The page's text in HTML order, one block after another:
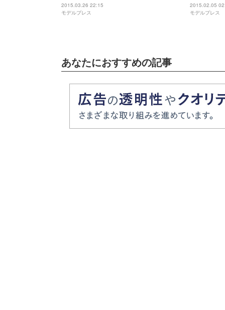
2015.03.26 22:15
モデルプレス
2015.02.05
モデルプレス
あなたにおすすめの記事